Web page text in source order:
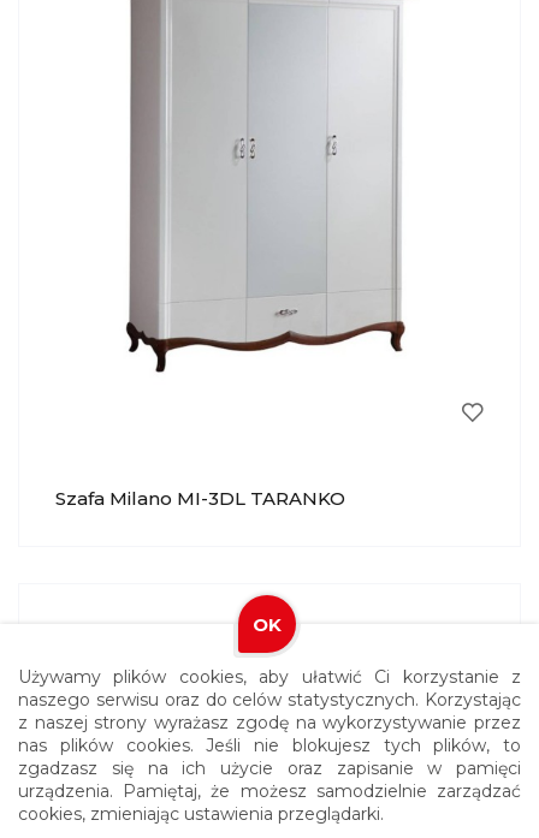
Szafa Milano MI-3DL TARANKO
Używamy plików cookies, aby ułatwić Ci korzystanie z
naszego serwisu oraz do celów statystycznych. Korzystając
z naszej strony wyrażasz zgodę na wykorzystywanie przez
nas plików cookies. Jeśli nie blokujesz tych plików, to
zgadzasz się na ich użycie oraz zapisanie w pamięci
urządzenia. Pamiętaj, że możesz samodzielnie zarządzać
cookies, zmieniając ustawienia przeglądarki.
OK